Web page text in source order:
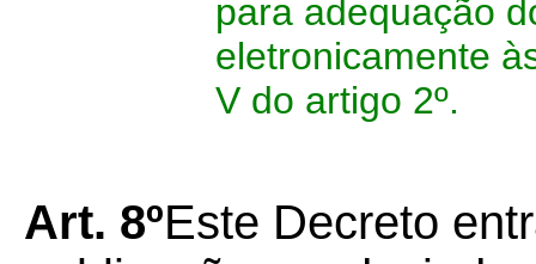
para adequação
eletronicamente
V do artigo 2º.
Art. 8ºEste Decreto